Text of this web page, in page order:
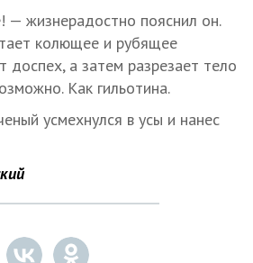
жизнерадостно пояснил он.
колющее и рубящее
доспех, а затем разрезает тело
Как гильотина.
усмехнулся в усы и нанес